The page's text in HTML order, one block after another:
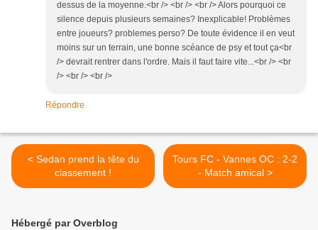
dessus de la moyenne.<br /> <br /> <br /> Alors pourquoi ce
silence depuis plusieurs semaines? Inexplicable! Problèmes
entre joueurs? problemes perso? De toute évidence il en veut
moins sur un terrain, une bonne scéance de psy et tout ça<br
/> devrait rentrer dans l'ordre. Mais il faut faire vite...<br /> <br
/> <br /> <br />
Répondre
< Sedan prend la tête du
classement !
Tours FC - Vannes OC : 2-2
- Match amical >
Hébergé par Overblog